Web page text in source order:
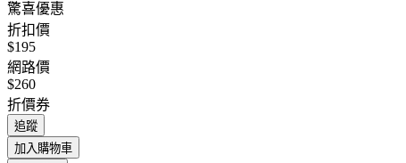
驚喜優惠
折扣價
$195
網路價
$260
折價券
追蹤
加入購物車